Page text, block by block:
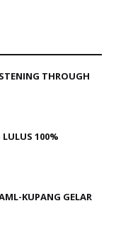
THROUGH
LULUS 100%
KUPANG GELAR